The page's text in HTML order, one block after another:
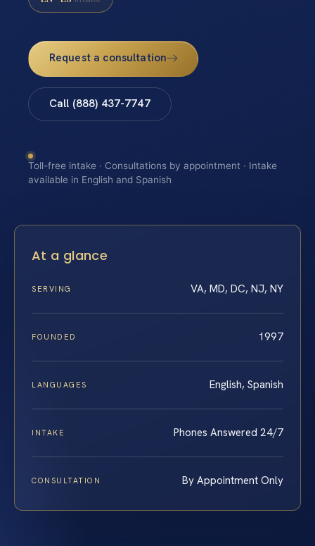
Request a consultation
Call (888) 437-7747
Toll-free intake · Consultations by appointment · Intake
available in English and Spanish
At a glance
SERVING VA, MD, DC, NJ, NY
FOUNDED 1997
LANGUAGES English, Spanish
INTAKE Phones Answered 24/7
CONSULTATION By Appointment Only